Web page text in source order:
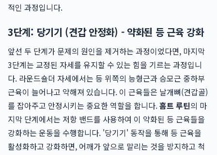
적인 과정입니다.
3단계: 당기기 (견갑 안정화) - 약화된 등 근육 강화
앞선 두 단계가 문제의 원인을 제거하는 과정이었다면, 마지막
3단계는 교정된 자세를 유지할 수 있는 힘을 기르는 과정입니
다. 라운드숄더 자세에서는 등 위쪽의 능형근과 승모근 중하부
근육이 늘어나고 약해져 있습니다. 이 근육들은 날개뼈(견갑골)
를 잡아주고 안정시키는 중요한 역할을 합니다.홈트 루틴의 마
지막 단계에서는 저항 밴드를 사용하여 이 약화된 등 근육들을
강화하는 운동을 수행합니다. '당기기' 동작을 통해 등 근육을
활성화하고 강화하면, 어깨가 앞으로 말리는 것을 방지하고 척